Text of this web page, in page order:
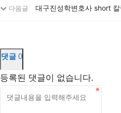
다음글 대구진성학변호사 short
댓글 0
등록된 댓글이 없습니다.